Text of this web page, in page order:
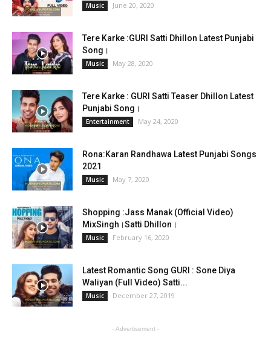
Music June 20, 2020
Tere Karke :GURI Satti Dhillon Latest Punjabi
Song।
Music May 28, 2020
Tere Karke : GURI Satti Teaser Dhillon Latest
Punjabi Song।
Entertainment May 24, 2020
Rona:Karan Randhawa Latest Punjabi Songs
2021
Music May 7, 2020
Shopping :Jass Manak (Official Video)
MixSingh।Satti Dhillon।
Music February 16, 2020
Latest Romantic Song GURI : Sone Diya
Waliyan (Full Video) Satti...
Music December 27, 2019
- Advertisement -